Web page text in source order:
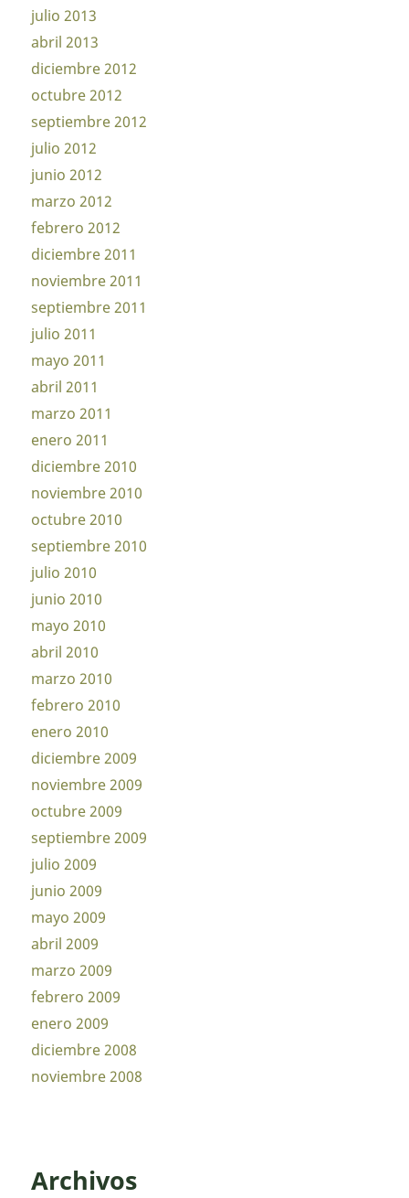
julio 2013
abril 2013
diciembre 2012
octubre 2012
septiembre 2012
julio 2012
junio 2012
marzo 2012
febrero 2012
diciembre 2011
noviembre 2011
septiembre 2011
julio 2011
mayo 2011
abril 2011
marzo 2011
enero 2011
diciembre 2010
noviembre 2010
octubre 2010
septiembre 2010
julio 2010
junio 2010
mayo 2010
abril 2010
marzo 2010
febrero 2010
enero 2010
diciembre 2009
noviembre 2009
octubre 2009
septiembre 2009
julio 2009
junio 2009
mayo 2009
abril 2009
marzo 2009
febrero 2009
enero 2009
diciembre 2008
noviembre 2008
Archivos